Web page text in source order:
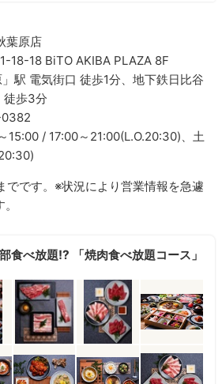
葉原店
18-18 BiTO AKIBA PLAZA 8F
駅 電気街口 徒歩1分、地下鉄日比谷
徒歩3分
15:00 / 17:00～21:00(L.O.20:30)、土
でです。※状況により営業情報を急遽
食べ放題!? 「焼肉食べ放題コース」